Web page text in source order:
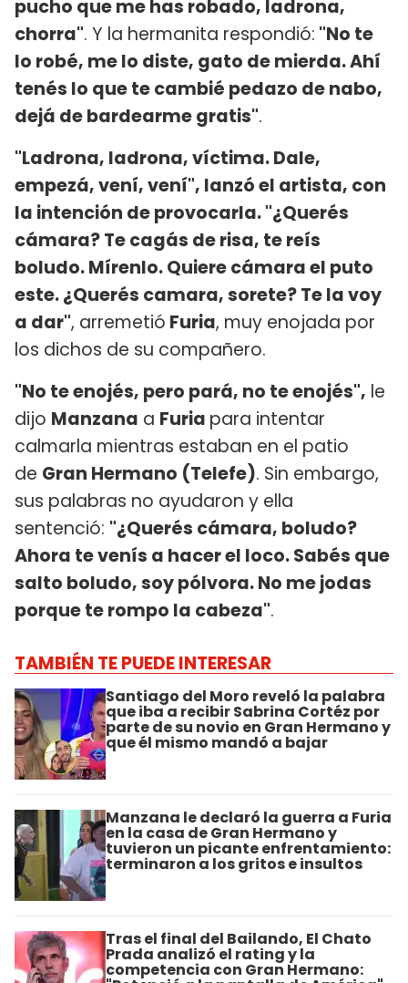
pucho que me has robado, ladrona,
chorra". Y la hermanita respondió: "No te
lo robé, me lo diste, gato de mierda. Ahí
tenés lo que te cambié pedazo de nabo,
dejá de bardearme gratis".
"Ladrona, ladrona, víctima. Dale,
empezá, vení, vení", lanzó el artista, con
la intención de provocarla. "¿Querés
cámara? Te cagás de risa, te reís
boludo. Mírenlo. Quiere cámara el puto
este. ¿Querés camara, sorete? Te la voy
a dar", arremetió Furia, muy enojada por
los dichos de su compañero.
"No te enojés, pero pará, no te enojés", le
dijo Manzana a Furia para intentar
calmarla mientras estaban en el patio
de Gran Hermano (Telefe). Sin embargo,
sus palabras no ayudaron y ella
sentenció: "¿Querés cámara, boludo?
Ahora te venís a hacer el loco. Sabés que
salto boludo, soy pólvora. No me jodas
porque te rompo la cabeza".
TAMBIÉN TE PUEDE INTERESAR
Santiago del Moro reveló la palabra
que iba a recibir Sabrina Cortéz por
parte de su novio en Gran Hermano y
que él mismo mandó a bajar
Manzana le declaró la guerra a Furia
en la casa de Gran Hermano y
tuvieron un picante enfrentamiento:
terminaron a los gritos e insultos
Tras el final del Bailando, El Chato
Prada analizó el rating y la
competencia con Gran Hermano: